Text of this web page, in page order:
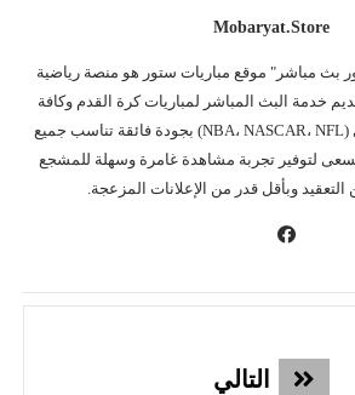
Mobaryat.store
بث مباشر" موقع مباريات ستور هو منصة رياضية
خدمة البث المباشر لمباريات كرة القدم وكافة
الأحداث الرياضية الكبرى (NBA، NASCAR، NFL) بجودة فائقة تناسب جميع
لتوفير تجربة مشاهدة غامرة وسهلة للمشجع
التعقيد وبأقل قدر من الإعلانات المزعجة.
التالي